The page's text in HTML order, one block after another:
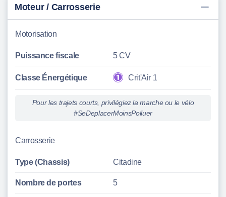
Moteur / Carrosserie
Motorisation
Puissance fiscale 5 CV
Classe Énergétique Crit'Air 1
Pour les trajets courts, privilégiez la marche ou le vélo
#SeDeplacerMoinsPolluer
Carrosserie
Type (Chassis) Citadine
Nombre de portes 5